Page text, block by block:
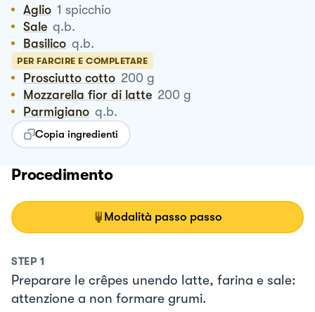
Aglio 1 spicchio
Sale q.b.
Basilico q.b.
PER FARCIRE E COMPLETARE
Prosciutto cotto 200 g
Mozzarella fior di latte 200 g
Parmigiano q.b.
Copia ingredienti
Procedimento
Modalità passo passo
STEP 1
Preparare le crêpes unendo latte, farina e sale:
attenzione a non formare grumi.